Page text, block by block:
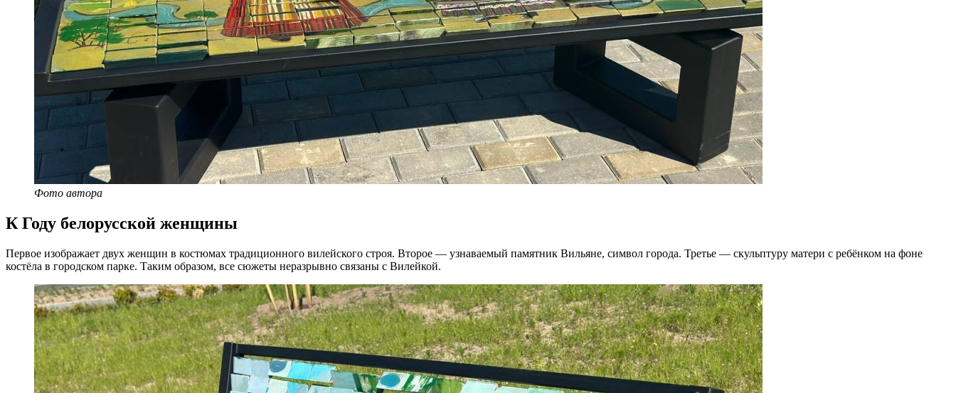
Фото автора
К Году белорусской женщины
Первое изображает двух женщин в костюмах традиционного вилейского строя. Второе — узнаваемый памятник Вильяне, символ города. Третье — скульптуру матери с ребёнком на фоне
костёла в городском парке. Таким образом, все сюжеты неразрывно связаны с Вилейкой.